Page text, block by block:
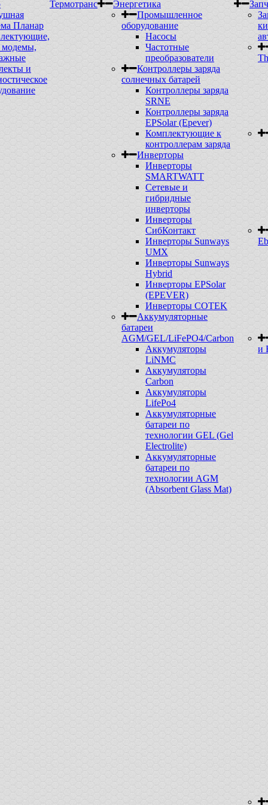
Планар
модемы,
и
Термотранс
Энергетика
Промышленное
оборудование
Насосы
Частотные
преобразователи
Контроллеры заряда
солнечных батарей
Контроллеры заряда
SRNE
Контроллеры заряда
EPSolar (Epever)
Комплектующие к
контроллерам заряда
Инверторы
Инверторы
SMARTWATT
Сетевые и
гибридные
инверторы
Инверторы
СибКонтакт
Инверторы Sunways
UMX
Инверторы Sunways
Hybrid
Инверторы EPSolar
(EPEVER)
Инверторы COTEK
Аккумуляторные
батареи
AGM/GEL/LiFePO4/Carbon
Аккумуляторы
LiNMC
Аккумуляторы
Carbon
Аккумуляторы
LifePo4
Аккумуляторные
батареи по
технологии GEL (Gel
Electrolite)
Аккумуляторные
батареи по
технологии AGM
(Absorbent Glass Mat)
и